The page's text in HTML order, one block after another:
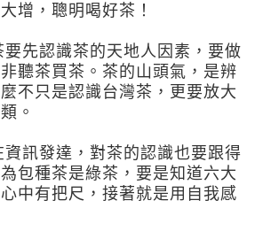
增，聰明喝好茶！
先認識茶的天地人因素，要做
聽茶買茶。茶的山頭氣，是辨
不只是認識台灣茶，更要放大
。
訊發達，對茶的認識也要跟得
包種茶是綠茶，要是知道六大
中有把尺，接著就是用自我感